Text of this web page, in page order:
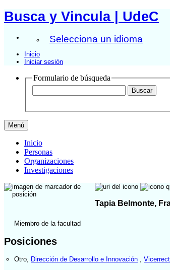
Busca y Vincula | UdeC
Selecciona un idioma
Inicio
Iniciar sesión
Formulario de búsqueda
Menú
Inicio
Personas
Organizaciones
Investigaciones
Tapia Belmonte,
Miembro de la facultad
Posiciones
Otro Dirección de Desarrollo e Innovación